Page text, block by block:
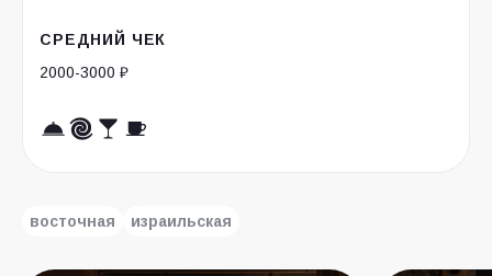
СРЕДНИЙ ЧЕК
2000-3000 ₽
восточная израильская